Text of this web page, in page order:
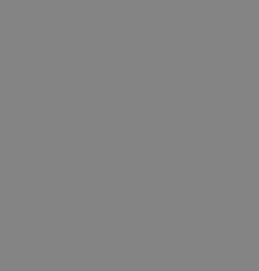
Für die